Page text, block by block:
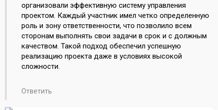
организовали эффективную систему управления
проектом. Каждый участник имел четко определенную
роль и зону ответственности, что позволило всем
сторонам выполнять свои задачи в срок и с должным
качеством. Такой подход обеспечил успешную
реализацию проекта даже в условиях высокой
сложности.
Ответить